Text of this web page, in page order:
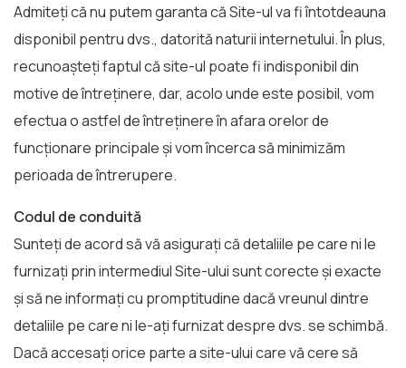
Admiteți că nu putem garanta că Site-ul va fi întotdeauna
disponibil pentru dvs., datorită naturii internetului. În plus,
recunoașteți faptul că site-ul poate fi indisponibil din
motive de întreținere, dar, acolo unde este posibil, vom
efectua o astfel de întreținere în afara orelor de
funcționare principale și vom încerca să minimizăm
perioada de întrerupere.
Codul de conduită
Sunteți de acord să vă asigurați că detaliile pe care ni le
furnizați prin intermediul Site-ului sunt corecte și exacte
și să ne informați cu promptitudine dacă vreunul dintre
detaliile pe care ni le-ați furnizat despre dvs. se schimbă.
Dacă accesați orice parte a site-ului care vă cere să